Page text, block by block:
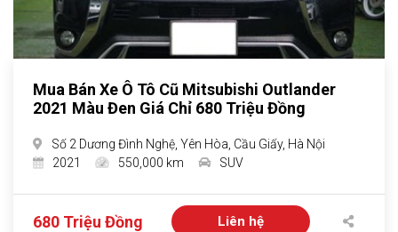
Mua Bán Xe Ô Tô Cũ Mitsubishi Outlander
2021 Màu Đen Giá Chỉ 680 Triệu Đồng
Số 2 Dương Đình Nghệ, Yên Hòa, Cầu Giấy, Hà Nội
2021
550,000 km SUV
680 Triệu Đồng Liên hệ